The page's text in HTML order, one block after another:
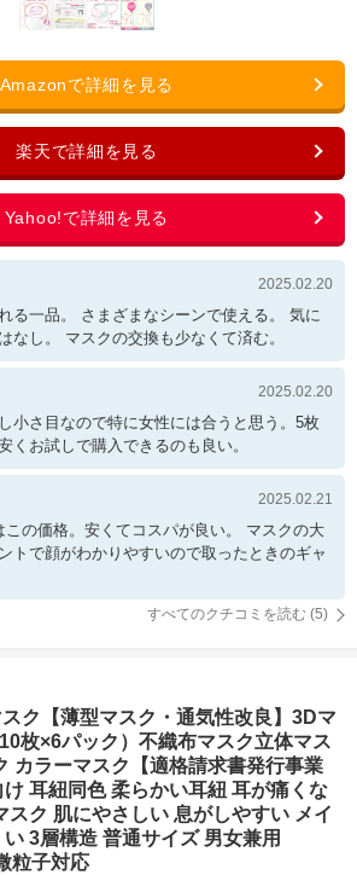
2025.02.20
る一品。 さまざまなシーンで使える。 気に
なし。 マスクの交換も少なくて済む。
2025.02.20
小さ目なので特に女性には合うと思う。5枚
くお試しで購入できるのも良い。
2025.02.21
の価格。安くてコスパが良い。 マスクの大
トで顔がわかりやすいので取ったときのギャ
すべてのクチコミを読む (5)
ク【薄型マスク・通気性改良】3Dマ
枚×6パック）不織布マスク立体マス
カラーマスク【適格請求書発行事業
耳紐同色 柔らかい耳紐 耳が痛くな
スク 肌にやさしい 息がしやすい メイ
3層構造 普通サイズ 男女兼用
粒子対応